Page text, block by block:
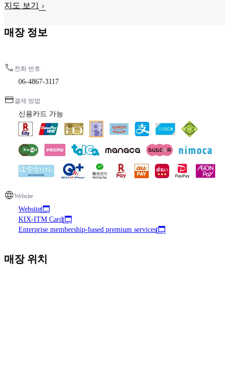
지도 보기
매장 정보
전화 번호
06-4867-3117
결제 방법
신용카드 가능
Website
Website
KIX-ITM Card
Enterprise membership-based premium services
매장 위치